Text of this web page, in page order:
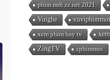
phim mới zz.net 2021
Vuighe
vuviphimmoi
xem phim hay tv
ZingTV
zphimmoi